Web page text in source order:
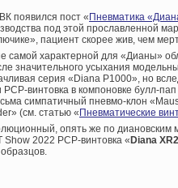
появился пост «Пневматика
под этой прославленной
пациент скорее жив, чем
самой характерной для «Дианы»
значительного усыхания
серия «Diana P1000», но
винтовка в компоновке булл-
симпатичный пневмо-клон
(см. статью «Пневматические
опять же по диановским
2022 PCP-винтовка «Diana